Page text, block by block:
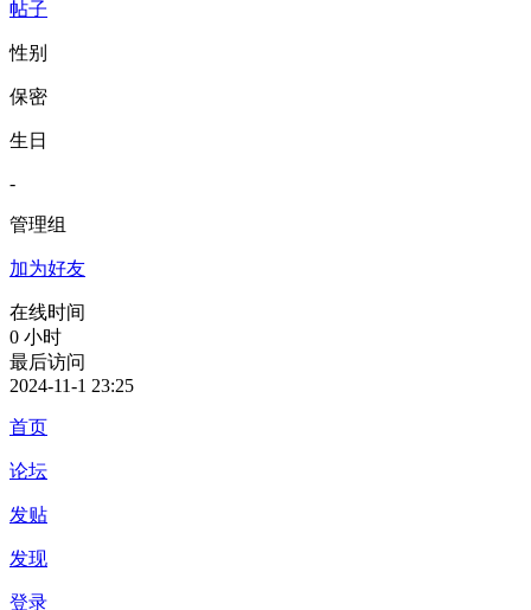
帖子
性别
保密
生日
-
管理组
加为好友
在线时间
0 小时
最后访问
2024-11-1 23:25
首页
论坛
发贴
发现
登录